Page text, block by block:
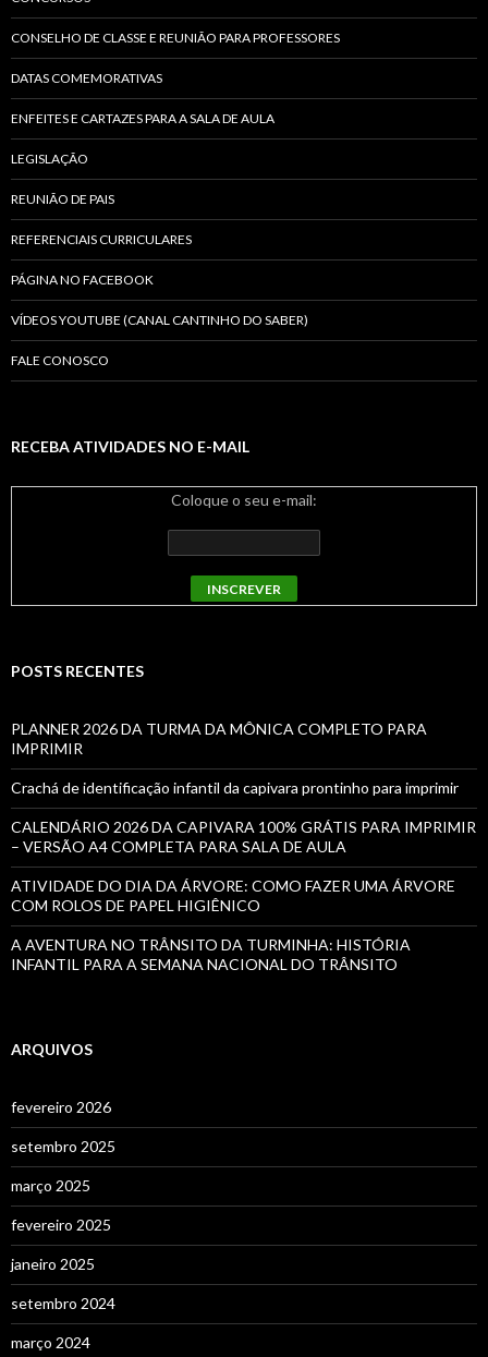
CONSELHO DE CLASSE E REUNIÃO PARA PROFESSORES
DATAS COMEMORATIVAS
ENFEITES E CARTAZES PARA A SALA DE AULA
LEGISLAÇÃO
REUNIÃO DE PAIS
REFERENCIAIS CURRICULARES
PÁGINA NO FACEBOOK
VÍDEOS YOUTUBE (CANAL CANTINHO DO SABER)
FALE CONOSCO
RECEBA ATIVIDADES NO E-MAIL
Coloque o seu e-mail:
POSTS RECENTES
PLANNER 2026 DA TURMA DA MÔNICA COMPLETO PARA
IMPRIMIR
Crachá de identificação infantil da capivara prontinho para imprimir
CALENDÁRIO 2026 DA CAPIVARA 100% GRÁTIS PARA IMPRIMIR
– VERSÃO A4 COMPLETA PARA SALA DE AULA
ATIVIDADE DO DIA DA ÁRVORE: COMO FAZER UMA ÁRVORE
COM ROLOS DE PAPEL HIGIÊNICO
A AVENTURA NO TRÂNSITO DA TURMINHA: HISTÓRIA
INFANTIL PARA A SEMANA NACIONAL DO TRÂNSITO
ARQUIVOS
fevereiro 2026
setembro 2025
março 2025
fevereiro 2025
janeiro 2025
setembro 2024
março 2024